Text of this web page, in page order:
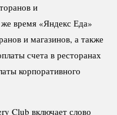
и
время «Яндекс Еда»
и магазинов, а также
счета в ресторанах
корпоративного
Club включает слово